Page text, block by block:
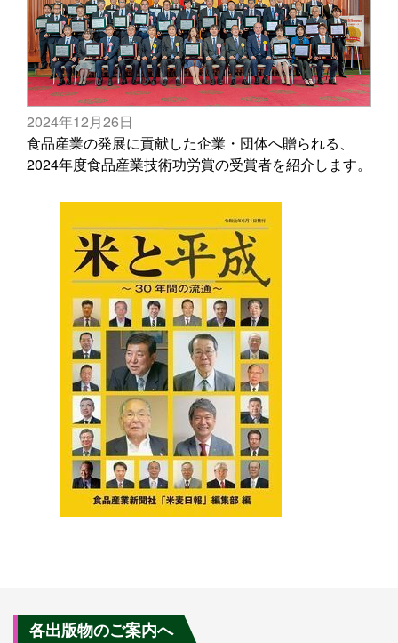
2024年12月26日
食品産業の発展に貢献した企業・団体へ贈られる、
2024年度食品産業技術功労賞の受賞者を紹介します。
各出版物のご案内へ